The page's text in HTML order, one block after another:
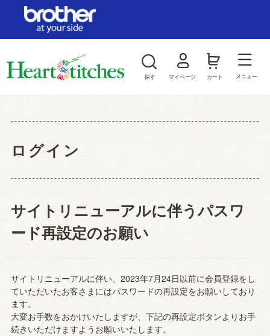
探す マイページ カート メニュー
ログイン
サイトリニューアルに伴うパスワ
ード再設定のお願い
サイトリニューアルに伴い、2023年7月24日以前に会員登録をし
ていただいたお客さまにはパスワードの再設定をお願いしており
ます。
大変お手数をおかけいたしますが、下記の再設定ボタンよりお手
続きいただけますようお願いいたします。
ログイン/新規会員登録